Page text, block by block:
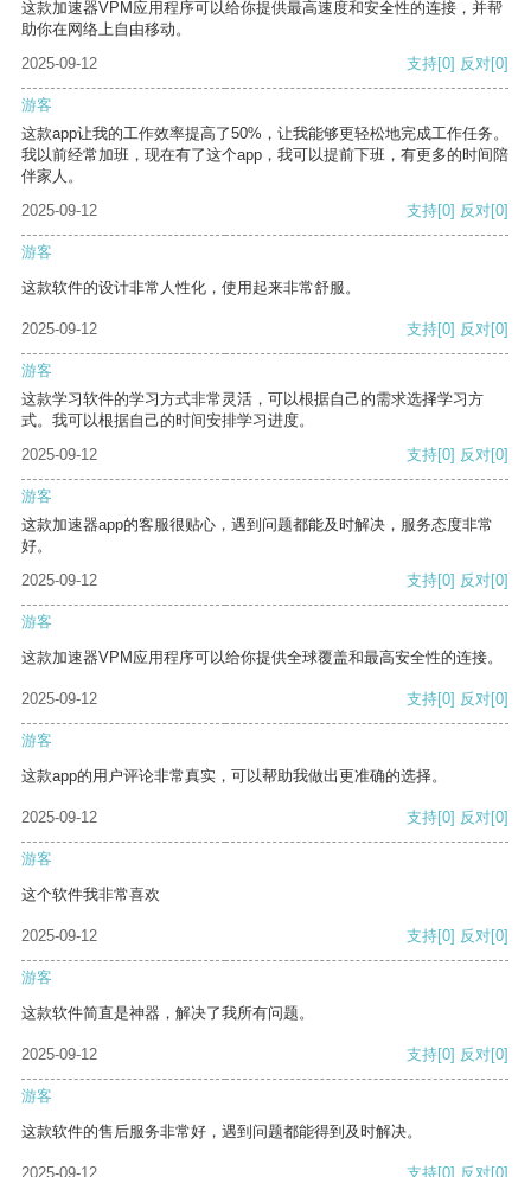
这款加速器VPM应用程序可以给你提供最高速度和安全性的连接，并帮
助你在网络上自由移动。
2025-09-12
支持[0] 反对[0]
游客
这款app让我的工作效率提高了50%，让我能够更轻松地完成工作任务。
我以前经常加班，现在有了这个app，我可以提前下班，有更多的时间陪
伴家人。
2025-09-12
支持[0] 反对[0]
游客
这款软件的设计非常人性化，使用起来非常舒服。
2025-09-12 支持[0] 反对[0]
游客
这款学习软件的学习方式非常灵活，可以根据自己的需求选择学习方
式。我可以根据自己的时间安排学习进度。
2025-09-12
支持[0] 反对[0]
游客
这款加速器app的客服很贴心，遇到问题都能及时解决，服务态度非常
好。
2025-09-12
支持[0] 反对[0]
游客
这款加速器VPM应用程序可以给你提供全球覆盖和最高安全性的连接。
2025-09-12 支持[0] 反对[0]
游客
这款app的用户评论非常真实，可以帮助我做出更准确的选择。
2025-09-12 支持[0] 反对[0]
游客
这个软件我非常喜欢
2025-09-12 支持[0] 反对[0]
游客
这款软件简直是神器，解决了我所有问题。
2025-09-12 支持[0] 反对[0]
游客
这款软件的售后服务非常好，遇到问题都能得到及时解决。
2025-09-12 支持[0] 反对[0]